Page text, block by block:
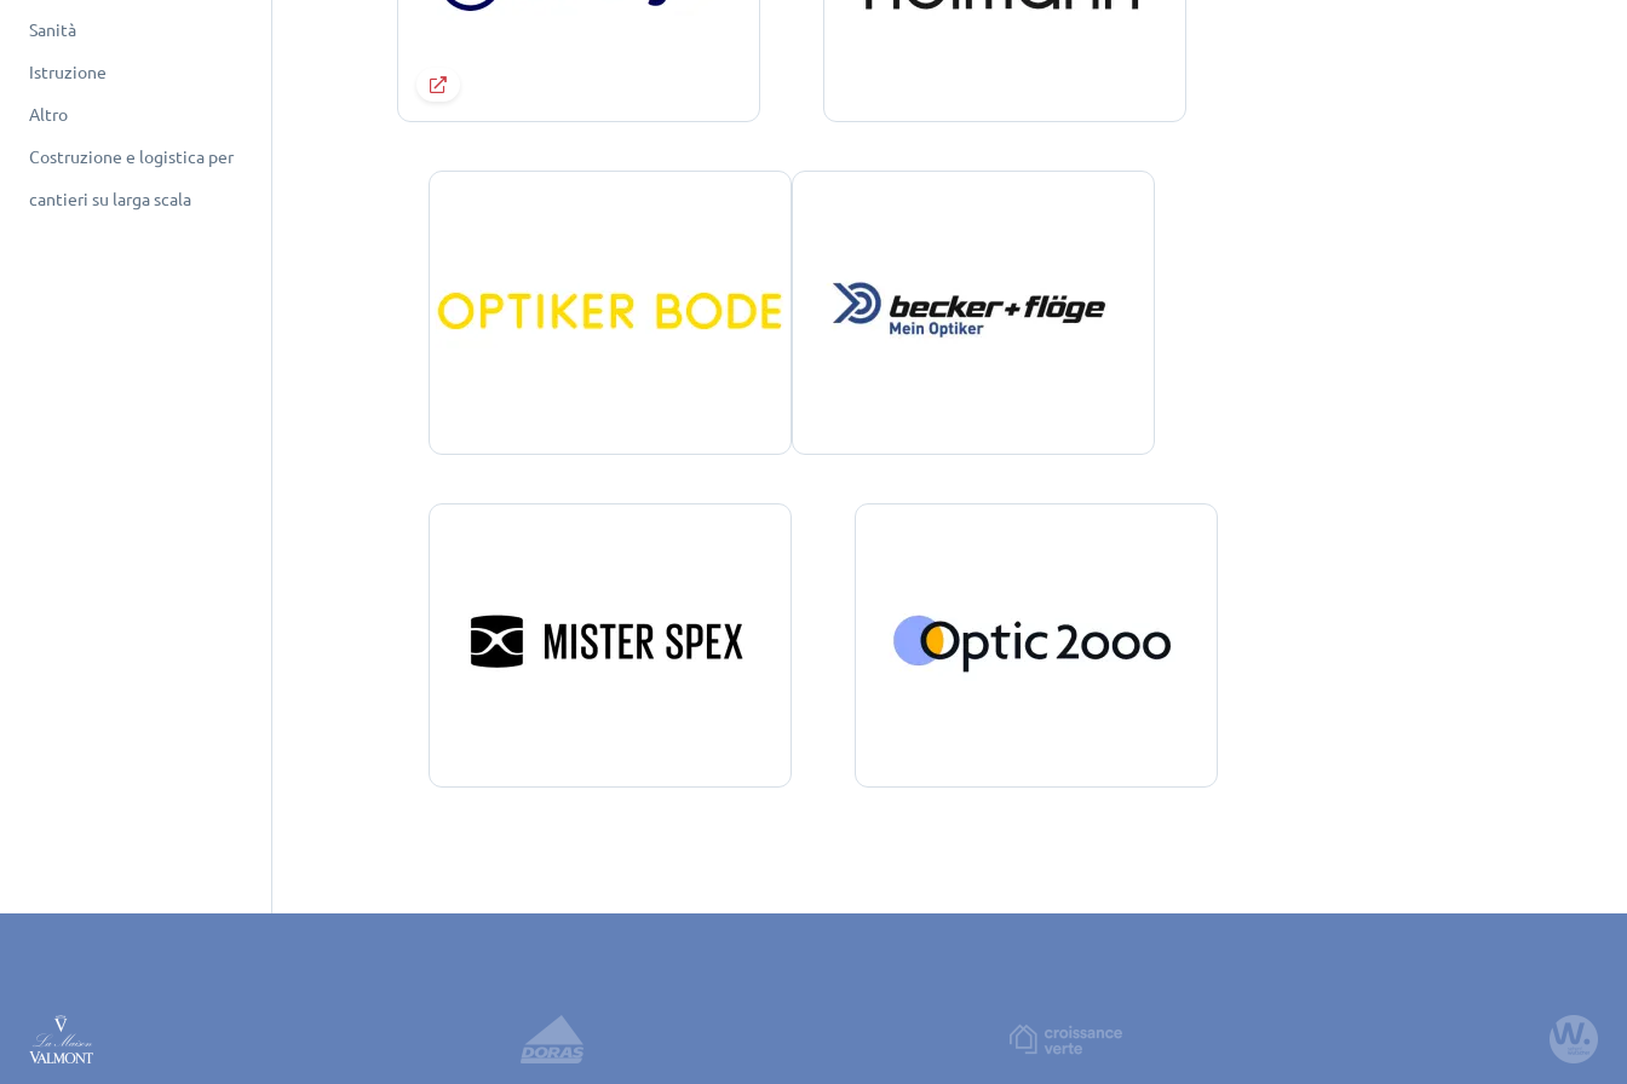
Sanità
Istruzione
Altro
Costruzione e logistica per
cantieri su larga scala